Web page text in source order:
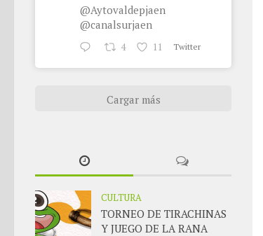
@Aytovaldepjaen
@canalsurjaen
4 11 Twitter
Cargar más
CULTURA
TORNEO DE TIRACHINAS
Y JUEGO DE LA RANA